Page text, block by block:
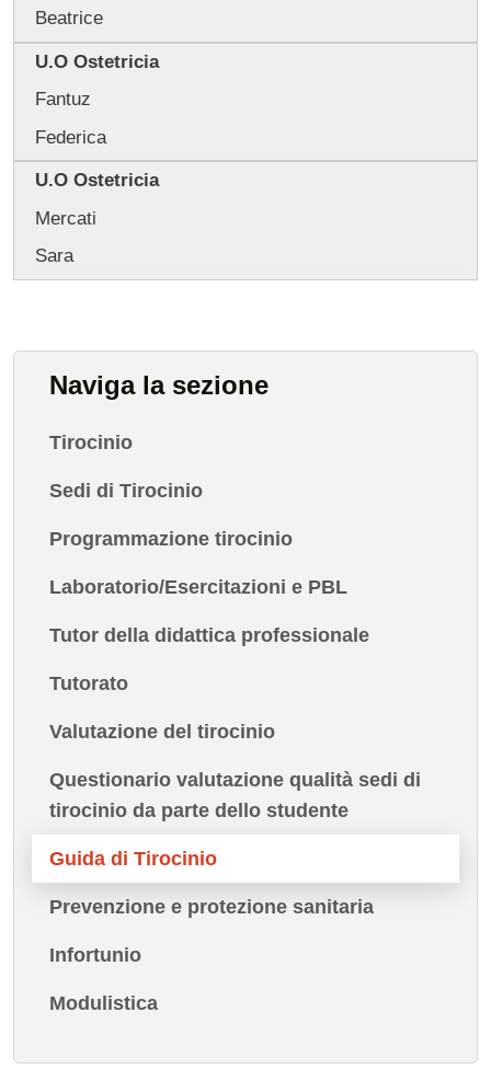
Beatrice
U.O Ostetricia
Fantuz
Federica
U.O Ostetricia
Mercati
Sara
Naviga la sezione
Tirocinio
Sedi di Tirocinio
Programmazione tirocinio
Laboratorio/Esercitazioni e PBL
Tutor della didattica professionale
Tutorato
Valutazione del tirocinio
Questionario valutazione qualità sedi di
tirocinio da parte dello studente
Guida di Tirocinio
Prevenzione e protezione sanitaria
Infortunio
Modulistica